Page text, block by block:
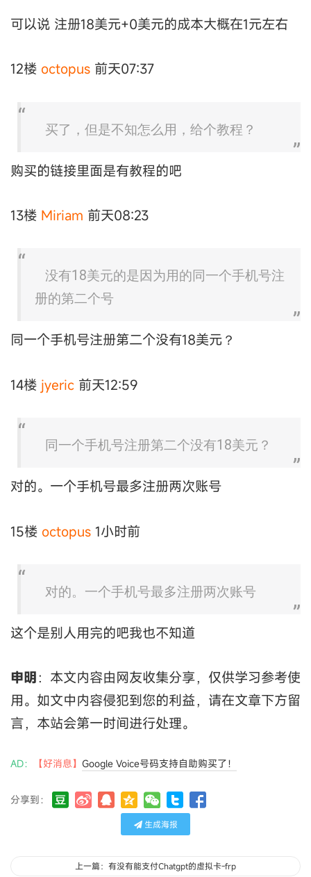
可以说 注册18美元+0美元的成本大概在1元左右
12楼 octopus 前天07:37
买了，但是不知怎么用，给个教程？
购买的链接里面是有教程的吧
13楼 Miriam 前天08:23
没有18美元的是因为用的同一个手机号注
册的第二个号
同一个手机号注册第二个没有18美元？
14楼 jyeric 前天12:59
同一个手机号注册第二个没有18美元？
对的。一个手机号最多注册两次账号
15楼 octopus 1小时前
对的。一个手机号最多注册两次账号
这个是别人用完的吧我也不知道
申明 ：本文内容由网友收集分享，仅供学习参考使
用。如文中内容侵犯到您的利益，请在文章下方留
言，本站会第一时间进行处理。
AD： 【好消息】 Google Voice号码支持自助购买了！
分享到：
生成海报
上一篇：有没有能支付Chatgpt的虚拟卡-frp